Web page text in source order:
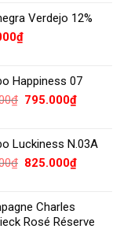
1.160.000₫.
Verdejo 12%
₫
Happiness 07
₫ Giá
835.000₫.
795.000₫Giá
là:
795.000₫.
Luckiness N.03A
₫ Giá
865.000₫.
825.000₫Giá
825.000₫.
Charles
Rosé Réserve